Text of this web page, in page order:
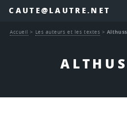
CAUTE@LAUTRE.NET
Accueil > Les auteurs et les textes >